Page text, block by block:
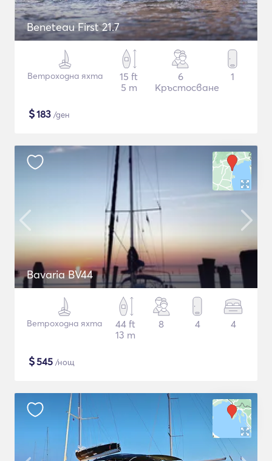
Beneteau First 21.7
Ветроходна яхта
15 ft
5 m
6
Кръстосване
1
$183 /ден
Bavaria BV44
Ветроходна яхта
44 ft
13 m
8 4 4
$545 /нощ